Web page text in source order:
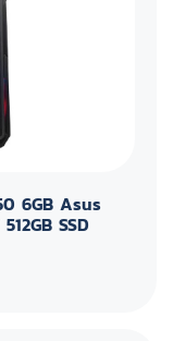
6GB Asus
SSD